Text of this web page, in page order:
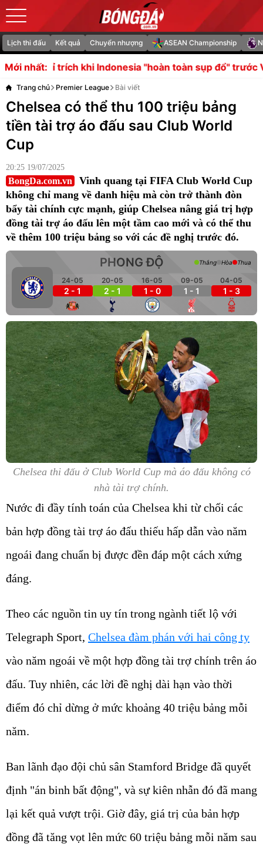
Lịch thi đấu Kết quả Chuyển nhượng ASEAN Championship
Mới nhất:"hoàn toàn sụp đổ" trước Việt Nam và
Trang chủ Premier League Bài viết
Chelsea có thể thu 100 triệu bảng
tiền tài trợ áo đấu sau Club World
Cup
20:25 19/07/2025
BongDa.com.vn
Vinh quang tại FIFA Club World Cup
không chỉ mang về danh hiệu mà còn trở thành đòn
bẩy tài chính cực mạnh, giúp Chelsea nâng giá trị hợp
đồng tài trợ áo đấu lên một tầm cao mới và có thể thu
về thêm 100 triệu bảng so với các đề nghị trước đó.
PHONG ĐỘ
24-05
2 - 1
20-05
2 - 1
16-05
1 - 0
09-05
1 - 1
04-05
1 - 3
Thắng Hòa Thua
Chelsea thi đấu ở Club World Cup mà áo đấu không có
nhà tài trợ chính.
Nước đi đầy tính toán của Chelsea khi từ chối các
bản hợp đồng tài trợ áo đấu thiếu hấp dẫn vào năm
ngoái đang chuẩn bị được đền đáp một cách xứng
đáng.
Theo các nguồn tin uy tín trong ngành tiết lộ với
Telegraph Sport, Chelsea đàm phán với hai công ty
vào năm ngoái về một hợp đồng tài trợ chính trên áo
đấu. Tuy nhiên, các lời đề nghị dài hạn vào thời
điểm đó chỉ dừng ở mức khoảng 40 triệu bảng mỗi
năm.
Ban lãnh đạo đội chủ sân Stamford Bridge đã quyết
định "án binh bất động", và sự kiên nhẫn đó đã mang
lại kết quả vượt trội. Giờ đây, giá trị của bản hợp
đồng đã tăng vọt lên mức 60 triệu bảng mỗi năm sau